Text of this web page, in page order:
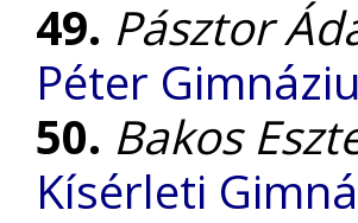
49. Pásztor
Péter
50. Bakos
Kísérleti